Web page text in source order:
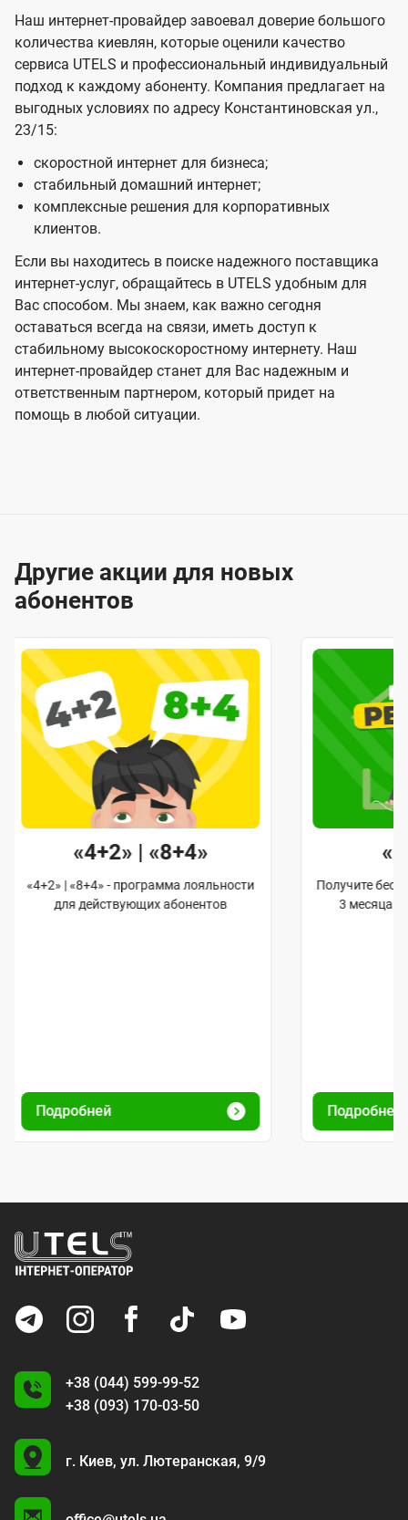
Наш интернет-провайдер завоевал доверие большого
количества киевлян, которые оценили качество
сервиса UTELS и профессиональный индивидуальный
подход к каждому абоненту. Компания предлагает на
выгодных условиях по адресу Константиновская ул.,
23/15:
скоростной интернет для бизнеса;
стабильный домашний интернет;
комплексные решения для корпоративных
клиентов.
Если вы находитесь в поиске надежного поставщика
интернет-услуг, обращайтесь в UTELS удобным для
Вас способом. Мы знаем, как важно сегодня
оставаться всегда на связи, иметь доступ к
стабильному высокоскоростному интернету. Наш
интернет-провайдер станет для Вас надежным и
ответственным партнером, который придет на
помощь в любой ситуации.
Другие акции для новых
абонентов
«4+2» | «8+4»
«4+2» | «8+4» - программа лояльности
для действующих абонентов
Подробней
Получите
3 месяца
Подробней
+38 (044) 599-99-52
+38 (093) 170-03-50
U
г. Киев, ул. Лютеранская, 9/9